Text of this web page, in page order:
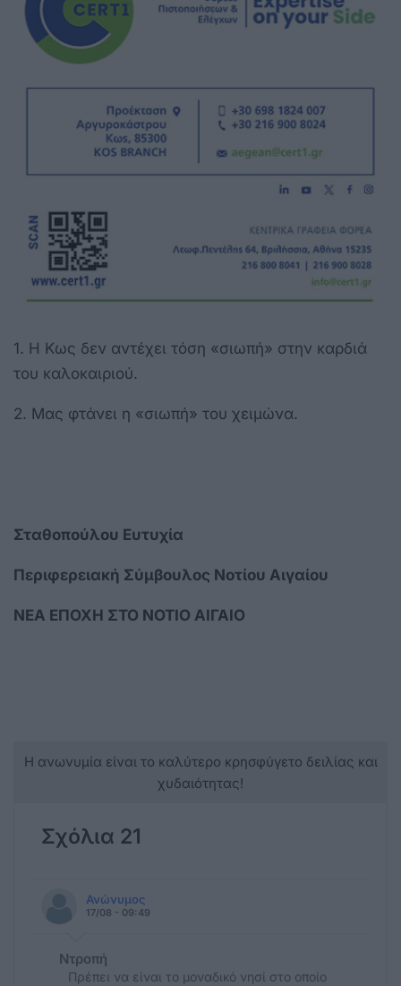
1. Η Κως δεν αντέχει τόση «σιωπή» στην καρδιά
του καλοκαιριού.
2. Μας φτάνει η «σιωπή» του χειμώνα.
Σταθοπούλου Ευτυχία
Περιφερειακή Σύμβουλος Νοτίου Αιγαίου
ΝΕΑ ΕΠΟΧΗ ΣΤΟ ΝΟΤΙΟ ΑΙΓΑΙΟ
Η ανωνυμία είναι το καλύτερο κρησφύγετο δειλίας και
χυδαιότητας!
Σχόλια 21
Ανώνυμος
17/08 - 09:49
Ντροπή
Πρέπει να είναι το μοναδικό νησί στο οποίο